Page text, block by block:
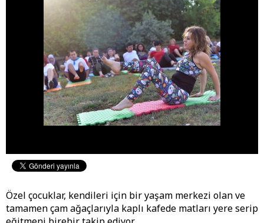
Özel çocuklar, kendileri için bir yaşam merkezi olan ve
tamamen çam ağaçlarıyla kaplı kafede matları yere serip